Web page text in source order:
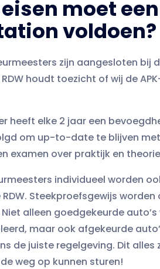
moet
voldoen?
zijn aangesloten bij
houdt toezicht of wij de
heeft elke 2 jaar een
om up-to-date te blijven met
examen over praktijk en
individueel worden
Steekproefsgewijs worden
alleen goedgekeurde
maar ook afgekeurde
de juiste regelgeving. Dit
weg op kunnen sturen!